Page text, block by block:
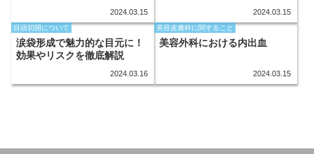
2024.03.15 2024.03.15
目頭切開について
涙袋形成で魅力的な目元に！
効果やリスクを徹底解説
2024.03.16
美容皮膚科に関すること
美容外科における内出血
2024.03.15